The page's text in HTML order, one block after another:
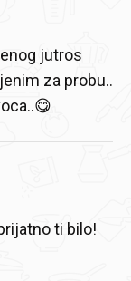
jutros
za probu..
ti bilo!